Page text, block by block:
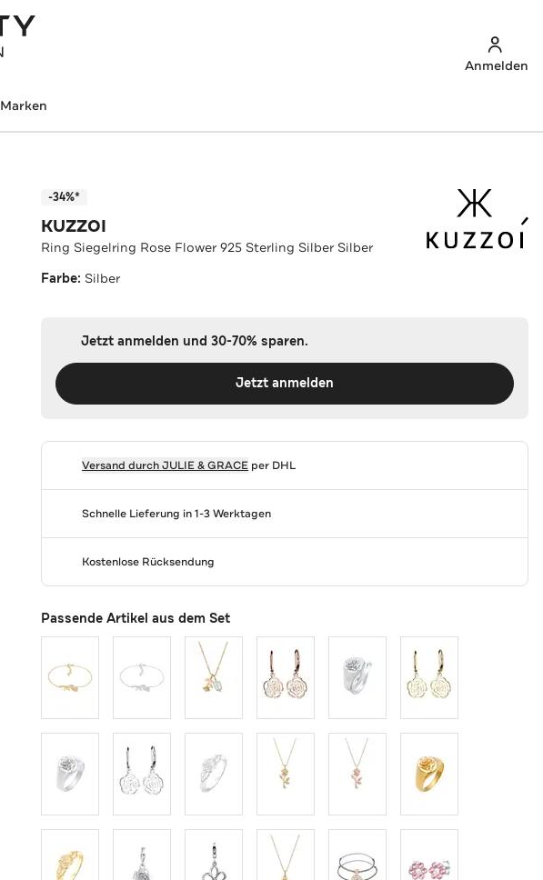
Anmelden
Marken
-34%*
KUZZOI
Ring Siegelring Rose Flower 925 Sterling Silber Silber
Farbe: Silber
Jetzt anmelden und 30-70% sparen.
Jetzt anmelden
Versand durchJULIE & GRACE per DHL
Schnelle Lieferung in 1-3 Werktagen
Kostenlose Rücksendung
Passende Artikel aus dem Set